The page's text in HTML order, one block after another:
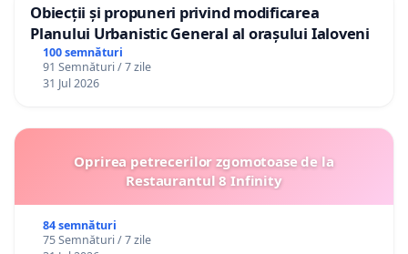
Obiecții și propuneri privind modificarea
Planului Urbanistic General al orașului Ialoveni
100 semnături
91 Semnături / 7 zile
31 Jul 2026
Oprirea petrecerilor zgomotoase de la
Restaurantul 8 Infinity
84 semnături
75 Semnături / 7 zile